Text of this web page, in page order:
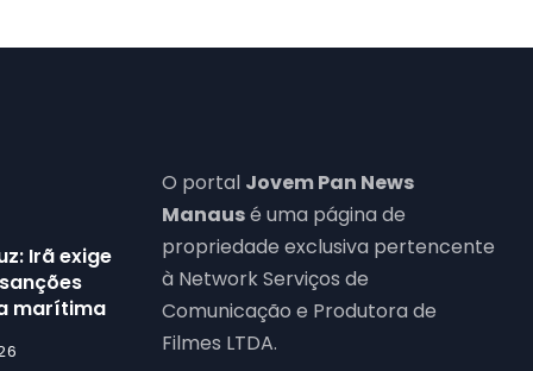
Irã exige
marítima
O portal Jovem Pan News
Manausé uma página de
propriedade exclusiva pertencente
à Network Serviços de
Comunicação e Produtora de
Filmes LTDA.